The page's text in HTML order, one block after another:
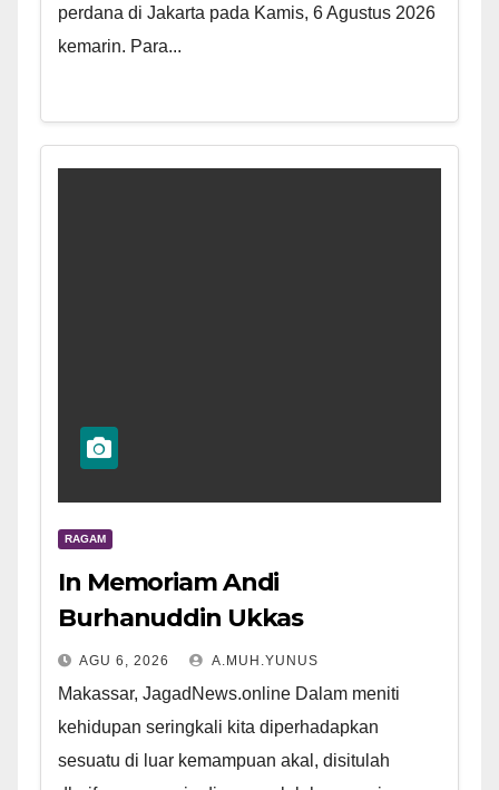
perdana di Jakarta pada Kamis, 6 Agustus 2026
kemarin. Para...
RAGAM
In Memoriam Andi
Burhanuddin Ukkas
AGU 6, 2026 A.MUH.YUNUS
Makassar, JagadNews.online Dalam meniti
kehidupan seringkali kita diperhadapkan
sesuatu di luar kemampuan akal, disitulah